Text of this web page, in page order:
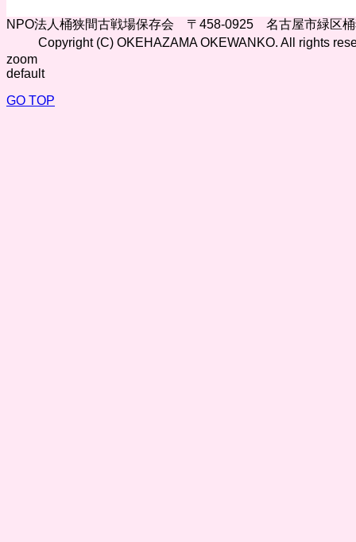
NPO法人桶狭間古戦場保存会 〒458-0925 名古屋市緑区桶
Copyright (C) OKEHAZAMA OKEWANKO. All rights
zoom
default
GO TOP